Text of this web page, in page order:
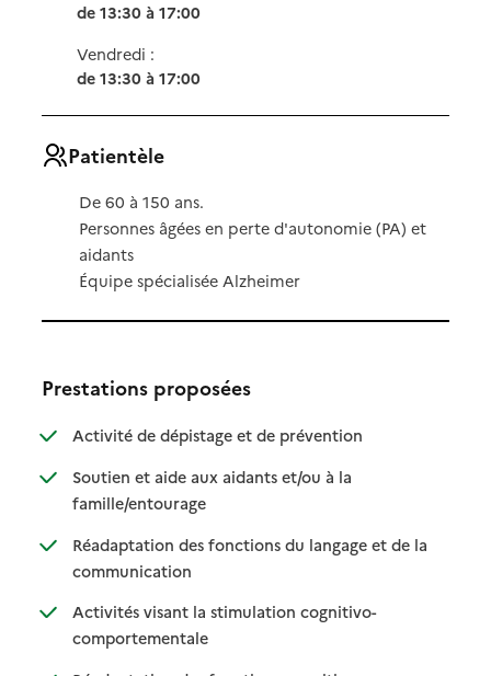
de 13:30 à 17:00
Vendredi :
de 13:30 à 17:00
Patientèle
De 60 à 150 ans.
Personnes âgées en perte d'autonomie (PA) et
aidants
Équipe spécialisée Alzheimer
Prestations proposées
Activité de dépistage et de prévention: disponible
: non disponible
Soutien et aide aux aidants et/ou à la
famille/entourage: disponible
: non disponible
Réadaptation des fonctions du langage et de la
communication: disponible
: non disponible
Activités visant la stimulation cognitivo-
comportementale: disponible
: non disponible